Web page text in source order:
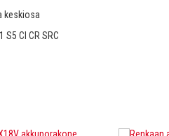
keskiosa
S5 CI CR SRC